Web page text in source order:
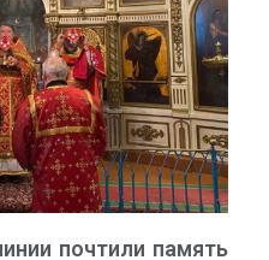
почтили память